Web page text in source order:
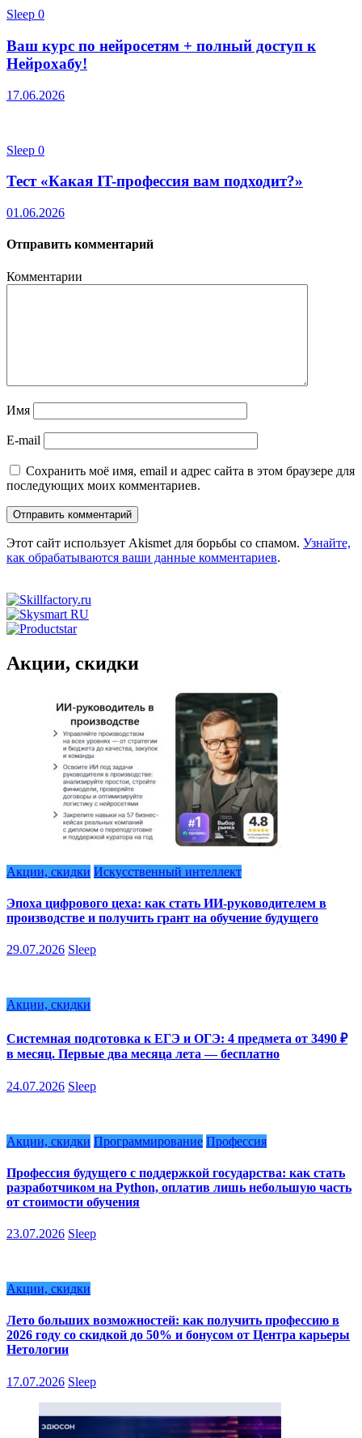
Sleep 0
Ваш курс по нейросетям + полный доступ к
Нейрохабу!
17.06.2026
Sleep 0
Тест «Какая IT-профессия вам подходит?»
01.06.2026
Отправить комментарий
Комментарии
Имя
E-mail
Сохранить моё имя, email и адрес сайта в этом браузере для
последующих моих комментариев.
Этот сайт использует Akismet для борьбы со спамом. Узнайте,
как обрабатываются ваши данные комментариев.
Акции, скидки
Акции, скидки Искусственный интеллект
Эпоха цифрового цеха: как стать ИИ-руководителем в
производстве и получить грант на обучение будущего
29.07.2026 Sleep
Акции, скидки
Системная подготовка к ЕГЭ и ОГЭ: 4 предмета от 3490 ₽
в месяц. Первые два месяца лета — бесплатно
24.07.2026 Sleep
Акции, скидки Программирование Профессия
Профессия будущего с поддержкой государства: как стать
разработчиком на Python, оплатив лишь небольшую часть
от стоимости обучения
23.07.2026 Sleep
Акции, скидки
Лето больших возможностей: как получить профессию в
2026 году со скидкой до 50% и бонусом от Центра карьеры
Нетологии
17.07.2026 Sleep